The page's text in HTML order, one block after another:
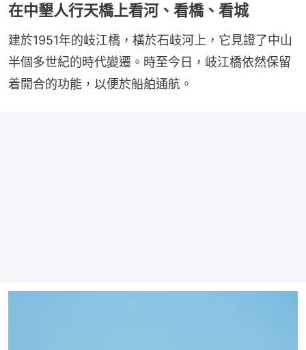
在中墾人行天橋上看河、看橋、看城
建於1951年的岐江橋，橫於石岐河上，它見證了中山
半個多世紀的時代變遷。時至今日，岐江橋依然保留
着開合的功能，以便於船舶通航。